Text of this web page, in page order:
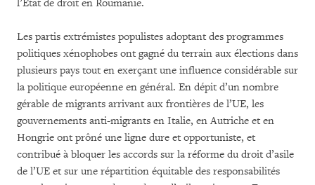
l’État de droit en Roumanie.
Les partis extrémistes populistes adoptant des programmes
politiques xénophobes ont gagné du terrain aux élections dans
plusieurs pays tout en exerçant une influence considérable sur
la politique européenne en général. En dépit d’un nombre
gérable de migrants arrivant aux frontières de l’UE, les
gouvernements anti-migrants en Italie, en Autriche et en
Hongrie ont prôné une ligne dure et opportuniste, et
contribué à bloquer les accords sur la réforme du droit d’asile
de l’UE et sur une répartition équitable des responsabilités